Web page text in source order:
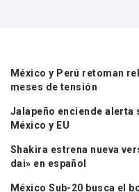
México y Perú retoman
meses de tensión
Jalapeño enciende alerta
México y EU
Shakira estrena nueva
dai» en español
México Sub-20 busca el